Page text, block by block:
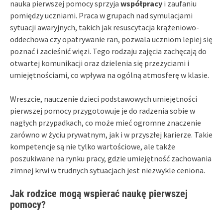
nauka pierwszej pomocy sprzyja współpracy i zaufaniu
pomiędzy uczniami. Praca w grupach nad symulacjami
sytuacji awaryjnych, takich jak resuscytacja krążeniowo-
oddechowa czy opatrywanie ran, pozwala uczniom lepiej się
poznać i zacieśnić więzi. Tego rodzaju zajęcia zachęcają do
otwartej komunikacji oraz dzielenia się przeżyciami i
umiejętnościami, co wpływa na ogólną atmosferę w klasie.
Wreszcie, nauczenie dzieci podstawowych umiejętności
pierwszej pomocy przygotowuje je do radzenia sobie w
nagłych przypadkach, co może mieć ogromne znaczenie
zarówno w życiu prywatnym, jak i w przyszłej karierze. Takie
kompetencje są nie tylko wartościowe, ale także
poszukiwane na rynku pracy, gdzie umiejętność zachowania
zimnej krwi w trudnych sytuacjach jest niezwykle ceniona.
Jak rodzice mogą wspierać naukę pierwszej
pomocy?